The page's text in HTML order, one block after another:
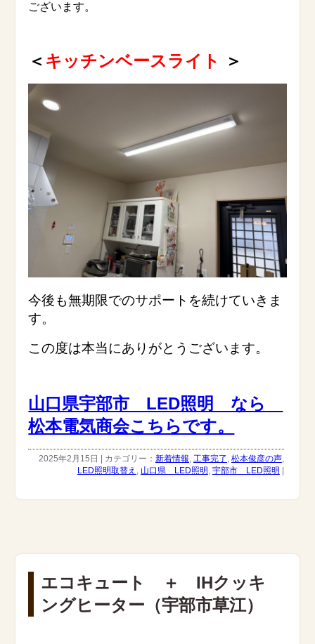
ございます。
＜ キッチンベースライト ＞
今後も無期限でのサポートを続けていきま
す。
この度は本当にありがとうございます。
山口県宇部市 LED照明 なら
松本電気商会こちらです。
2025年2月15日 | カテゴリー： 新着情報, 工事完了 , 松本俊彦の声,
LED照明取替え , 山口県 LED照明, 宇部市 LED照明 |
エコキュート ＋ IHクッキ
ングヒーター（宇部市草江）